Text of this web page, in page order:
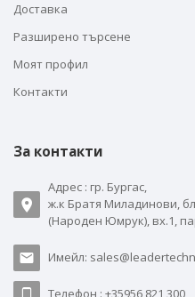
Доставка
Разширено търсене
Моят профил
Контакти
За контакти
Адрес : гр. Бургас,
ж.к Братя Миладинови,
(Народен Юмрук), вх.1,
Имейл:
Телефон : +35956 821 300